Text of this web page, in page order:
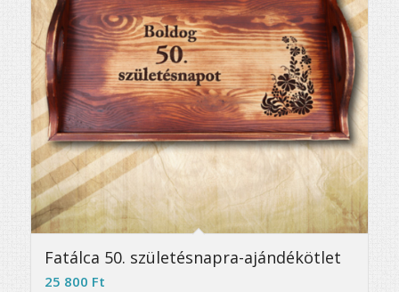
Fatálca 50. születésnapra-ajándékötlet
25 800 Ft